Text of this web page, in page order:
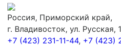
Россия, Приморский край,
г. Владивосток, ул. Русская,
+7 (423) 231-11-44, +7 (423)